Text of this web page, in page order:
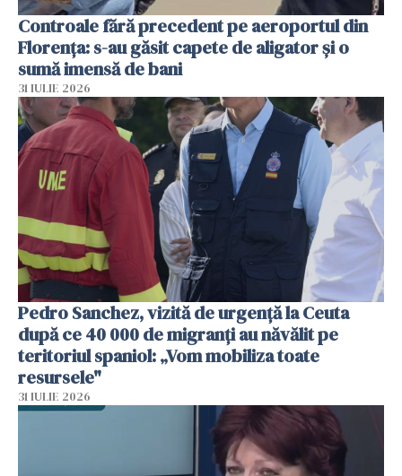
Controale fără precedent pe aeroportul din
Florența: s-au găsit capete de aligator și o
sumă imensă de bani
31 IULIE 2026
Pedro Sanchez, vizită de urgență la Ceuta
după ce 40 000 de migranți au năvălit pe
teritoriul spaniol: „Vom mobiliza toate
resursele"
31 IULIE 2026